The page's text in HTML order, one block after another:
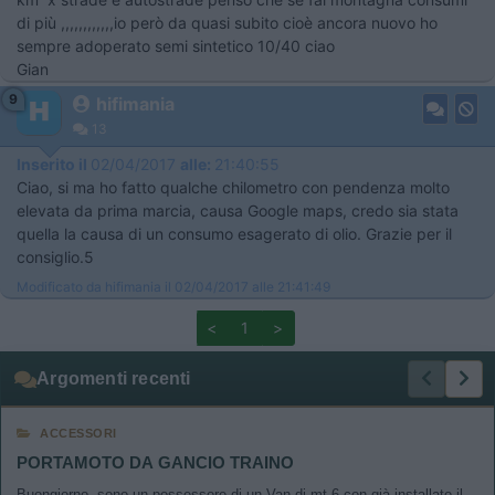
di più ,,,,,,,,,,,,io però da quasi subito cioè ancora nuovo ho
sempre adoperato semi sintetico 10/40 ciao
Gian
9 hifimania
13
Inserito il 02/04/2017 alle: 21:40:55
Ciao, si ma ho fatto qualche chilometro con pendenza molto
elevata da prima marcia, causa Google maps, credo sia stata
quella la causa di un consumo esagerato di olio. Grazie per il
consiglio.5
Modificato da hifimania il 02/04/2017 alle 21:41:49
< 1 >
Argomenti recenti
ACCESSORI
PORTAMOTO DA GANCIO TRAINO